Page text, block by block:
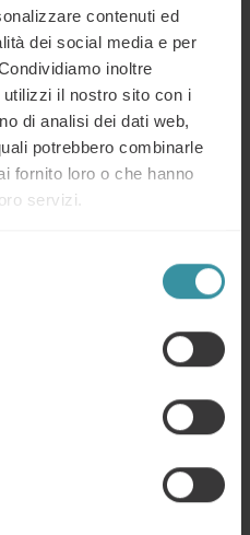
contenuti ed
dei social media e per
inoltre
il nostro sito con i
di analisi dei dati web,
potrebbero combinarle
fornito loro o che hanno
servizi.
scalare una montagna
è diversa ed ogni
una nuova sfida
diventa fonte di
di imparare e